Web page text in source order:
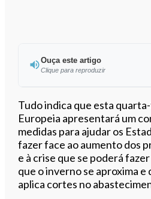
Ouça este artigo
Clique para reproduzir
Ouvir este
Tudo indica que esta
Europeia apresentará um
medidas para ajudar os
fazer face ao aumento dos
e à crise que se poderá
que o inverno se aproxima e
aplica cortes no